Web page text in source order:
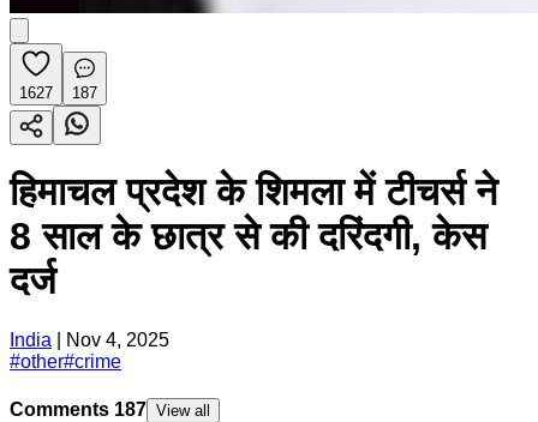
1627 187
हिमाचल प्रदेश के शिमला में टीचर्स ने
8 साल के छात्र से की दरिंदगी, केस
दर्ज
India
Nov 4, 2025
#other#crime
Comments 187 View all